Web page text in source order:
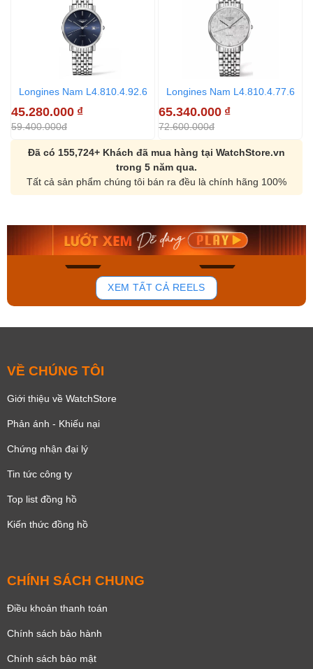
Longines Nam L4.810.4.92.6
45.280.000 ₫
59.400.000đ
Longines Nam L4.810.4.77.6
65.340.000 ₫
72.600.000đ
Đã có 155,724+ Khách đã mua hàng tại WatchStore.vn
trong 5 năm qua.
Tất cả sản phẩm chúng tôi bán ra đều là chính hãng 100%
150
Orient Nam RA-
Mua ngay
Casio Nam MTS-
Mua ngay
XEM TẤT CẢ REELS
VỀ CHÚNG TÔI
Giới thiệu về WatchStore
Phản ánh - Khiếu nại
Chứng nhận đại lý
Tin tức công ty
Top list đồng hồ
Kiến thức đồng hồ
CHÍNH SÁCH CHUNG
Điều khoản thanh toán
Chính sách bảo hành
Chính sách bảo mật